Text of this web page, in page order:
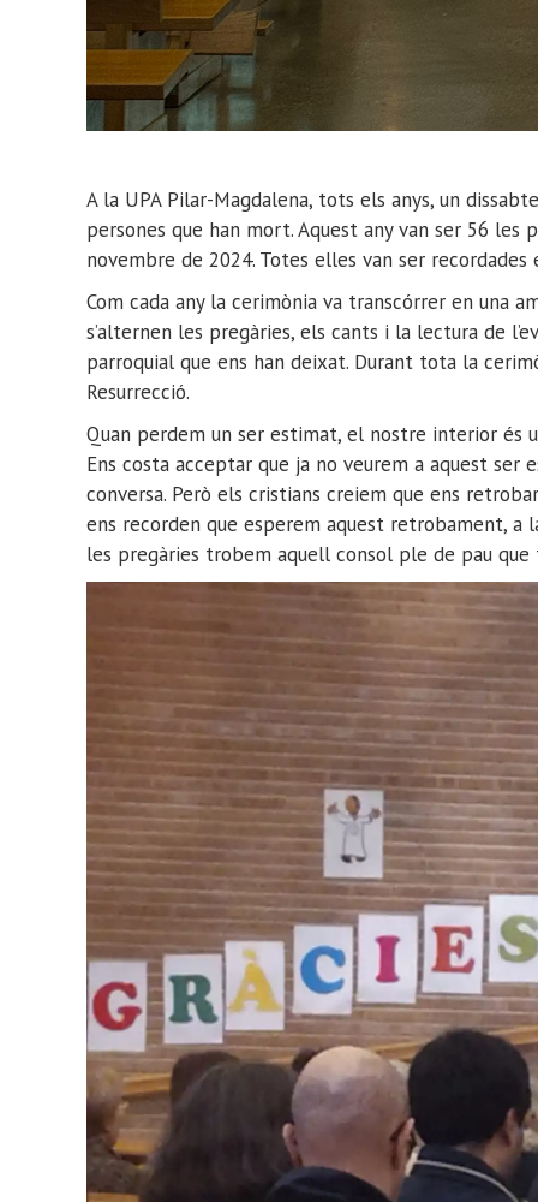
A la UPA Pilar-Magdalena, tots els anys, un
persones que han mort. Aquest any van ser 56 les
novembre de 2024. Totes elles van ser
Com cada any la cerimònia va transcórrer en una
s’alternen les pregàries, els cants i la lectura de
parroquial que ens han deixat. Durant tota la
Resurrecció.
Quan perdem un ser estimat, el nostre interior és
Ens costa acceptar que ja no veurem a aquest
conversa. Però els cristians creiem que ens
ens recorden que esperem aquest retrobament,
les pregàries trobem aquell consol ple de pau